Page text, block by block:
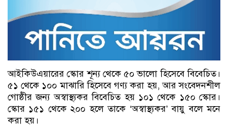
আইকিউএয়ারের স্কোর শূন্য থেকে ৫০ ভালো হিসেবে বিবেচিত।
৫১ থেকে ১০০ মাঝারি হিসেবে গণ্য করা হয়, আর সংবেদনশীল
গোষ্ঠীর জন্য অস্বাস্থ্যকর বিবেচিত হয় ১০১ থেকে ১৫০ স্কোর।
স্কোর ১৫১ থেকে ২০০ হলে তাকে ‘অস্বাস্থ্যকর’ বায়ু বলে মনে
করা হয়।